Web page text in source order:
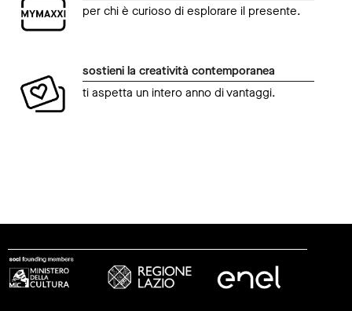
per chi è curioso di esplorare il presente.
sostieni la creatività contemporanea
ti aspetta un intero anno di vantaggi.